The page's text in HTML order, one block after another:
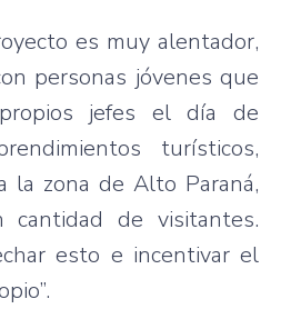
es muy alentador,
personas jóvenes que
jefes el día de
turísticos,
la zona de Alto Paraná,
de visitantes.
esto e incentivar el